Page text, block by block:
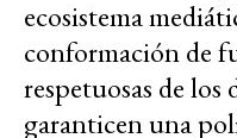
ecosistema
conformación de
respetuosas de los
garanticen una